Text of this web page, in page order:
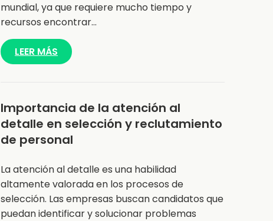
mundial, ya que requiere mucho tiempo y
recursos encontrar…
LEER MÁS
Importancia de la atención al
detalle en selección y reclutamiento
de personal
La atención al detalle es una habilidad
altamente valorada en los procesos de
selección. Las empresas buscan candidatos que
puedan identificar y solucionar problemas